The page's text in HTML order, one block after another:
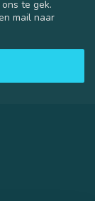
te gek.
mail naar